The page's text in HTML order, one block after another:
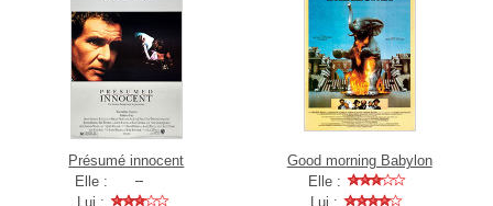
Présumé innocent
Elle :
Lui :
Good morning Babylon
Elle :
Lui :